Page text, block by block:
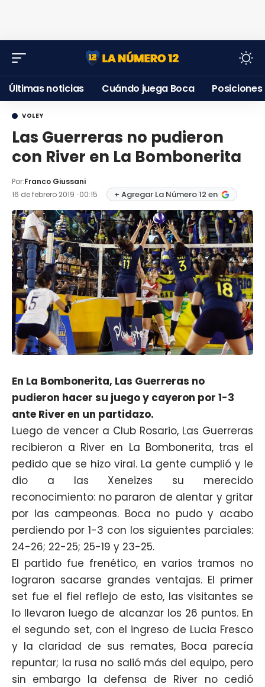
Últimas noticias Cuándo juega Boca Posiciones
VOLEY
Las Guerreras no pudieron
con River en La Bombonerita
Por:Franco Giussani
16 de febrero 2019 · 00:15
+ Agregar La Número 12 en
En La Bombonerita, Las Guerreras no
pudieron hacer su juego y cayeron por 1-3
ante River en un partidazo.
Luego de vencer a Club Rosario, Las Guerreras
recibieron a River en La Bombonerita, tras el
pedido que se hizo viral. La gente cumplió y le
dio a las Xeneizes su merecido
reconocimiento: no pararon de alentar y gritar
por las campeonas. Boca no pudo y acabo
perdiendo por 1-3 con los siguientes parciales:
24-26; 22-25; 25-19 y 23-25.
El partido fue frenético, en varios tramos no
lograron sacarse grandes ventajas. El primer
set fue el fiel reflejo de esto, las visitantes se
lo llevaron luego de alcanzar los 26 puntos. En
el segundo set, con el ingreso de Lucia Fresco
y la claridad de sus remates, Boca parecía
repuntar; la rusa no salió más del equipo, pero
sin embargo la defensa de River no cedió